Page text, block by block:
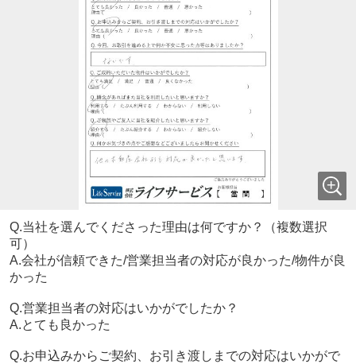
Q.当社を選んでくださった理由は何ですか？（複数選択
可）
A.会社が信頼できた/営業担当者の対応が良かった/物件が良
かった
Q.営業担当者の対応はいかがでしたか？
A.とても良かった
Q.お申込みからご契約、お引き渡しまでの対応はいかがで